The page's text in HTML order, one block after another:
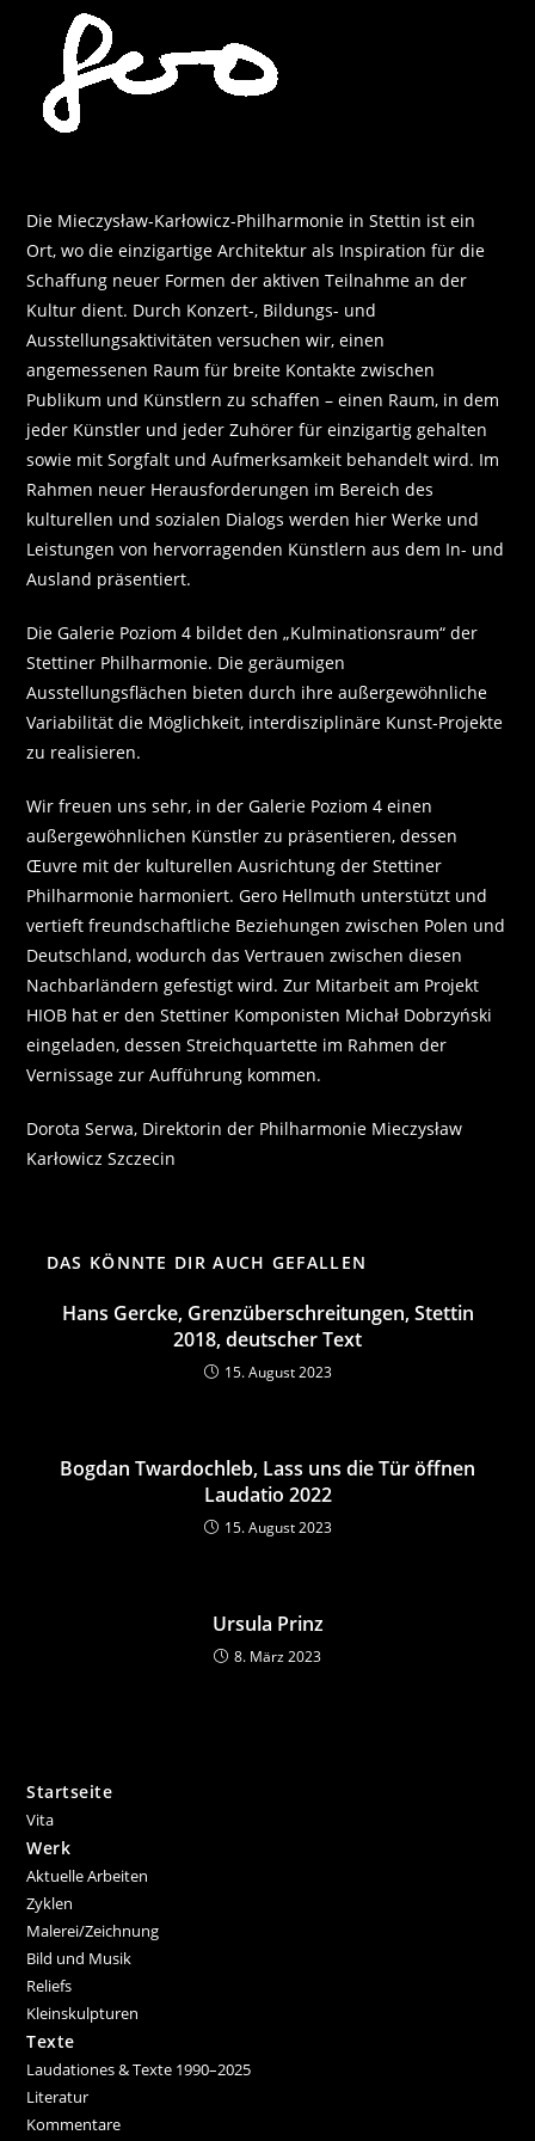
springen
Die Mieczysław-Karłowicz-Philharmonie in Stettin ist ein
Ort, wo die einzigartige Architektur als Inspiration für die
Schaffung neuer Formen der aktiven Teilnahme an der
Kultur dient. Durch Konzert-, Bildungs- und
Ausstellungsaktivitäten versuchen wir, einen
angemessenen Raum für breite Kontakte zwischen
Publikum und Künstlern zu schaffen – einen Raum, in dem
jeder Künstler und jeder Zuhörer für einzigartig gehalten
sowie mit Sorgfalt und Aufmerksamkeit behandelt wird. Im
Rahmen neuer Herausforderungen im Bereich des
kulturellen und sozialen Dialogs werden hier Werke und
Leistungen von hervorragenden Künstlern aus dem In- und
Ausland präsentiert.
Die Galerie Poziom 4 bildet den „Kulminationsraum“ der
Stettiner Philharmonie. Die geräumigen
Ausstellungsflächen bieten durch ihre außergewöhnliche
Variabilität die Möglichkeit, interdisziplinäre Kunst-Projekte
zu realisieren.
Wir freuen uns sehr, in der Galerie Poziom 4 einen
außergewöhnlichen Künstler zu präsentieren, dessen
Œuvre mit der kulturellen Ausrichtung der Stettiner
Philharmonie harmoniert. Gero Hellmuth unterstützt und
vertieft freundschaftliche Beziehungen zwischen Polen und
Deutschland, wodurch das Vertrauen zwischen diesen
Nachbarländern gefestigt wird. Zur Mitarbeit am Projekt
HIOB hat er den Stettiner Komponisten Michał Dobrzyński
eingeladen, dessen Streichquartette im Rahmen der
Vernissage zur Aufführung kommen.
Dorota Serwa, Direktorin der Philharmonie Mieczysław
Karłowicz Szczecin
DAS KÖNNTE DIR AUCH GEFALLEN
Hans Gercke, Grenzüberschreitungen, Stettin
2018, deutscher Text
15. August 2023
Bogdan Twardochleb, Lass uns die Tür öffnen
Laudatio 2022
15. August 2023
Ursula Prinz
8. März 2023
Startseite
Vita
Werk
Aktuelle Arbeiten
Zyklen
Malerei/Zeichnung
Bild und Musik
Reliefs
Kleinskulpturen
Texte
Laudationes & Texte 1990–2025
Literatur
Kommentare